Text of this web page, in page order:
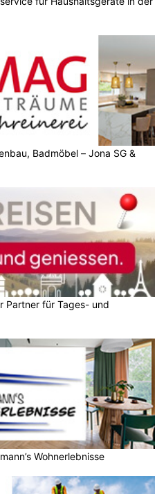
Badmöbel – Jona SG &
Partner für Tages- und
Wohnerlebnisse